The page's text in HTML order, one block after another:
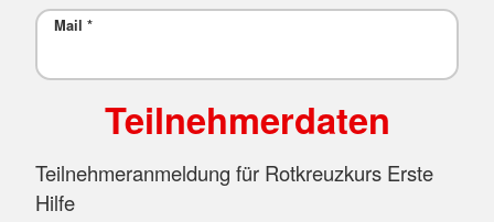
Mail *
Teilnehmerdaten
Teilnehmeranmeldung für Rotkreuzkurs Erste
Hilfe